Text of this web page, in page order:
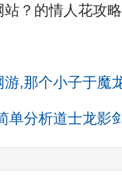
？的情人花攻
游,那个小子于魔
单分析道士龙影